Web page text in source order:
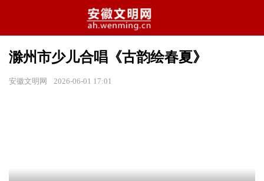
滁州市少儿合唱《古韵绘春夏》
安徽文明网 2026-06-01 17:01